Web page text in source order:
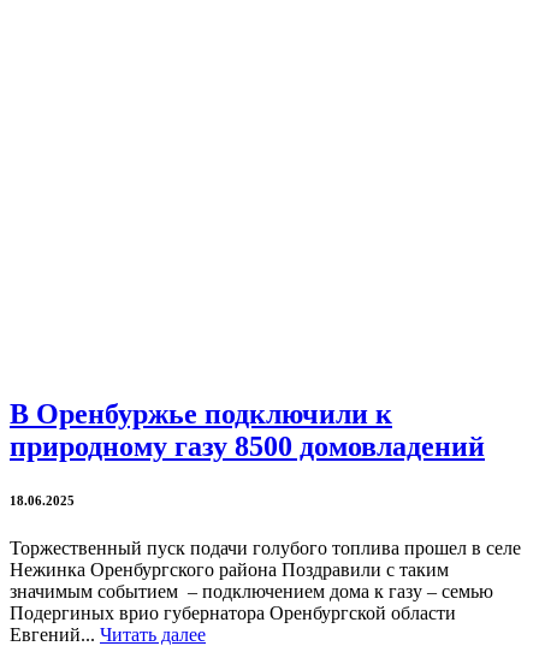
В Оренбуржье подключили к
природному газу 8500 домовладений
18.06.2025
Торжественный пуск подачи голубого топлива прошел в селе
Нежинка Оренбургского района Поздравили с таким
значимым событием – подключением дома к газу – семью
Подергиных врио губернатора Оренбургской области
Евгений... Читать далее